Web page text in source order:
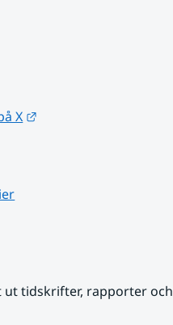
X
ut tidskrifter, rapporter och